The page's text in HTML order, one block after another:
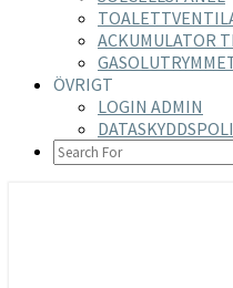
ACKUMULATOR
ÖVRIGT
LOGIN ADMIN
SEARCH
ICON